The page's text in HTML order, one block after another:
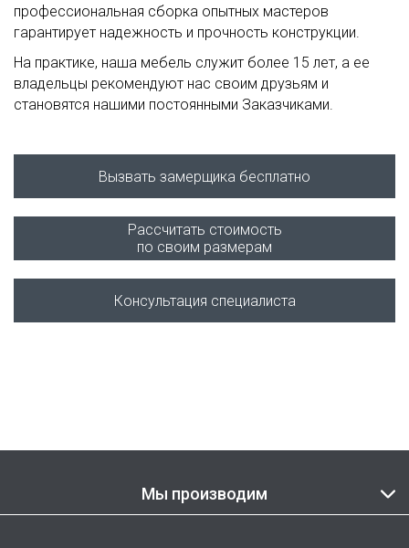
профессиональная сборка опытных мастеров
гарантирует надежность и прочность конструкции.
На практике, наша мебель служит более 15 лет, а ее
владельцы рекомендуют нас своим друзьям и
становятся нашими постоянными Заказчиками.
Вызвать замерщика бесплатно
Рассчитать стоимость
по своим размерам
Консультация специалиста
Мы производим